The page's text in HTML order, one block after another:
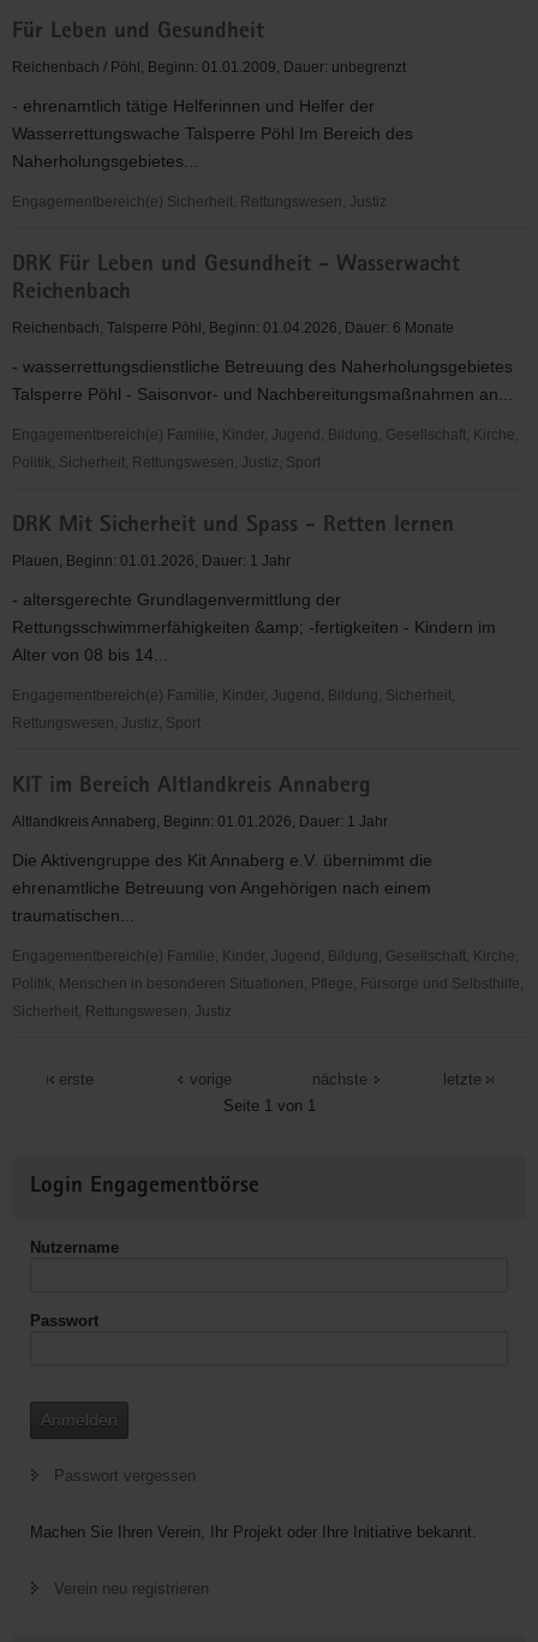
Hilfsdienst
e.V.-
im
Veranstaltungs-
und
Sanitätsdienst
Für Leben und Gesundheit
Reichenbach / Pöhl, Beginn: 01.01.2009, Dauer: unbegrenzt
- ehrenamtlich tätige Helferinnen und Helfer der
Wasserrettungswache Talsperre Pöhl Im Bereich des
Naherholungsgebietes...
Engagementbereich(e) Sicherheit, Rettungswesen, Justiz
Leben
und
Gesundheit
DRK Für Leben und Gesundheit - Wasserwacht
Reichenbach
Reichenbach, Talsperre Pöhl, Beginn: 01.04.2026, Dauer: 6 Monate
- wasserrettungsdienstliche Betreuung des Naherholungsgebietes
Talsperre Pöhl - Saisonvor- und Nachbereitungsmaßnahmen an...
Engagementbereich(e) Familie, Kinder, Jugend, Bildung, Gesellschaft, Kirche,
Politik, Sicherheit, Rettungswesen, Justiz, Sport
Für
Leben
Gesundheit
-
Wasserwacht
Reichenbach
DRK Mit Sicherheit und Spass - Retten lernen
Plauen, Beginn: 01.01.2026, Dauer: 1 Jahr
- altersgerechte Grundlagenvermittlung der
Rettungsschwimmerfähigkeiten &amp; -fertigkeiten - Kindern im
Alter von 08 bis 14...
Engagementbereich(e) Familie, Kinder, Jugend, Bildung, Sicherheit,
Rettungswesen, Justiz, Sport
Mit
Sicherheit
Spass
-
Retten
lernen
KIT im Bereich Altlandkreis Annaberg
Altlandkreis Annaberg, Beginn: 01.01.2026, Dauer: 1 Jahr
Die Aktivengruppe des Kit Annaberg e.V. übernimmt die
ehrenamtliche Betreuung von Angehörigen nach einem
traumatischen...
Engagementbereich(e) Familie, Kinder, Jugend, Bildung, Gesellschaft, Kirche,
Politik, Menschen in besonderen Situationen, Pflege, Fürsorge und Selbsthilfe,
Sicherheit, Rettungswesen, Justiz
erste
vorige
Seite 1 von 1
nächste letzte
Informationen
Login Engagementbörse
Nutzername
Passwort
Anmelden
Passwort vergessen
Machen Sie Ihren Verein, Ihr Projekt oder Ihre Initiative bekannt.
Verein neu registrieren